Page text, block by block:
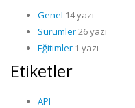
Genel 14 yazı
Sürümler26 yazı
Eğitimler 1 yazı
Etiketler
API